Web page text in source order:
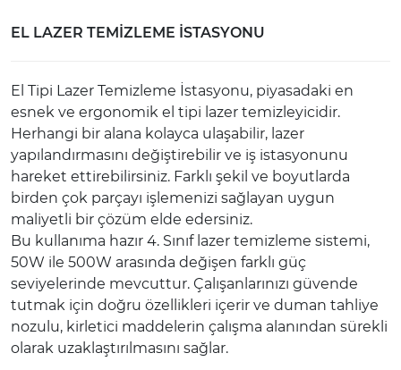
EL LAZER TEMİZLEME İSTASYONU
El Tipi Lazer Temizleme İstasyonu, piyasadaki en
esnek ve ergonomik el tipi lazer temizleyicidir.
Herhangi bir alana kolayca ulaşabilir, lazer
yapılandırmasını değiştirebilir ve iş istasyonunu
hareket ettirebilirsiniz. Farklı şekil ve boyutlarda
birden çok parçayı işlemenizi sağlayan uygun
maliyetli bir çözüm elde edersiniz.
Bu kullanıma hazır 4. Sınıf lazer temizleme sistemi,
50W ile 500W arasında değişen farklı güç
seviyelerinde mevcuttur. Çalışanlarınızı güvende
tutmak için doğru özellikleri içerir ve duman tahliye
nozulu, kirletici maddelerin çalışma alanından sürekli
olarak uzaklaştırılmasını sağlar.